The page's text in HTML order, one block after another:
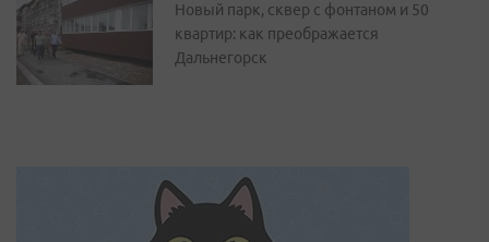
Новый парк, сквер с фонтаном и 50
квартир: как преображается
Дальнегорск